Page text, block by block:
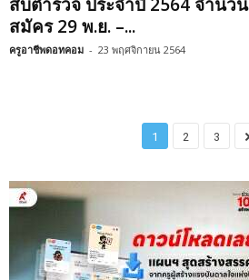
สมัคร 29 พ.ย. –...
ครูอาชีพดอทคอม - 23 พฤศจิกายน 2564
1 2 3